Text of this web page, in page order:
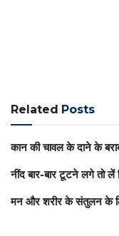
Related Posts
कान की चावल के दाने के
नींद बार-बार टूटने लगे तो लें
मन और शरीर के संतुलन के